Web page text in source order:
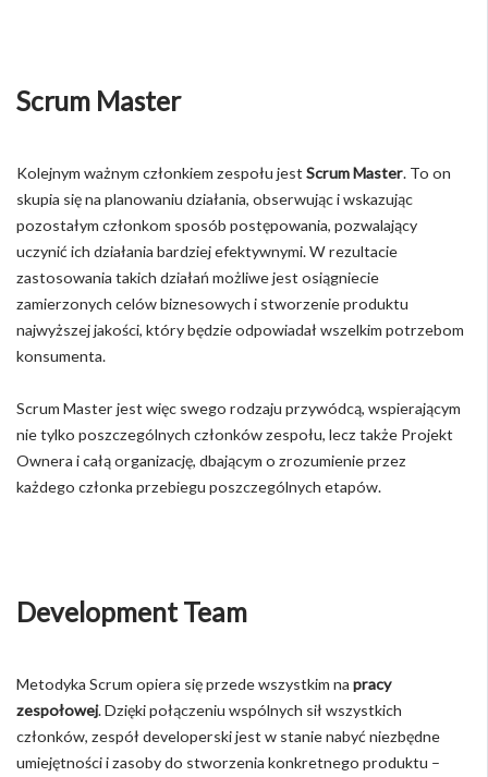
Scrum Master
Kolejnym ważnym członkiem zespołu jestScrum Master. To on
skupia się na planowaniu działania, obserwując i wskazując
pozostałym członkom sposób postępowania, pozwalający
uczynić ich działania bardziej efektywnymi. W rezultacie
zastosowania takich działań możliwe jest osiągniecie
zamierzonych celów biznesowych i stworzenie produktu
najwyższej jakości, który będzie odpowiadał wszelkim potrzebom
konsumenta.
Scrum Master jest więc swego rodzaju przywódcą, wspierającym
nie tylko poszczególnych członków zespołu, lecz także Projekt
Ownera i całą organizację, dbającym o zrozumienie przez
każdego członka przebiegu poszczególnych etapów.
Development Team
Metodyka Scrum opiera się przede wszystkim na pracy
zespołowej. Dzięki połączeniu wspólnych sił wszystkich
członków, zespół developerski jest w stanie nabyć niezbędne
umiejętności i zasoby do stworzenia konkretnego produktu –